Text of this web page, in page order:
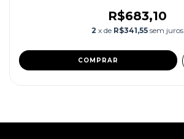
R$683,10
2 x de R$341,55 sem juros